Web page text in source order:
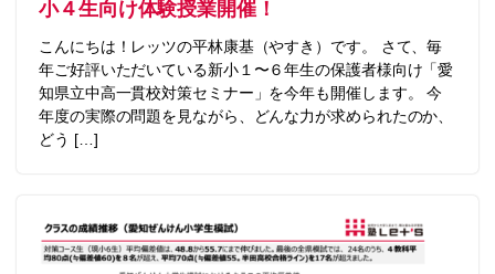
小４生向け体験授業開催！
こんにちは！レッツの平林康基（やすき）です。 さて、毎
年ご好評いただいている新小１〜６年生の保護者様向け「愛
知県立中高一貫校対策セミナー」を今年も開催します。 今
年度の実際の問題を見ながら、どんな力が求められたのか、
どう […]